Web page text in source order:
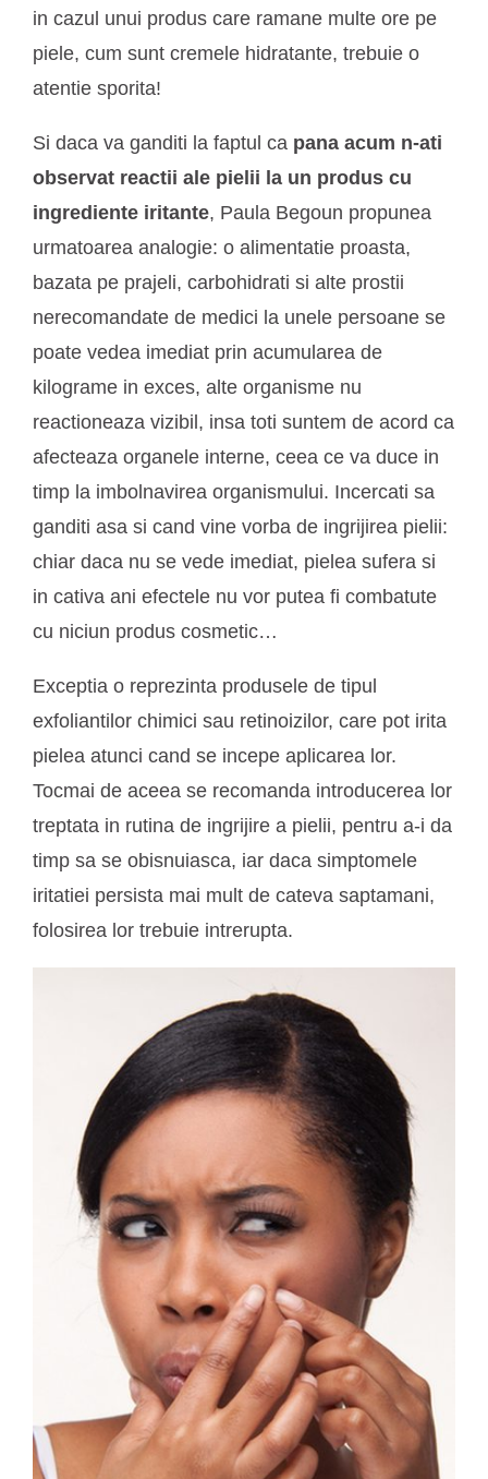
in cazul unui produs care ramane multe ore pe
piele, cum sunt cremele hidratante, trebuie o
atentie sporita!
Si daca va ganditi la faptul ca pana acum n-ati
observat reactii ale pielii la un produs cu
ingrediente iritante, Paula Begoun propunea
urmatoarea analogie: o alimentatie proasta,
bazata pe prajeli, carbohidrati si alte prostii
nerecomandate de medici la unele persoane se
poate vedea imediat prin acumularea de
kilograme in exces, alte organisme nu
reactioneaza vizibil, insa toti suntem de acord ca
afecteaza organele interne, ceea ce va duce in
timp la imbolnavirea organismului. Incercati sa
ganditi asa si cand vine vorba de ingrijirea pielii:
chiar daca nu se vede imediat, pielea sufera si
in cativa ani efectele nu vor putea fi combatute
cu niciun produs cosmetic…
Exceptia o reprezinta produsele de tipul
exfoliantilor chimici sau retinoizilor, care pot irita
pielea atunci cand se incepe aplicarea lor.
Tocmai de aceea se recomanda introducerea lor
treptata in rutina de ingrijire a pielii, pentru a-i da
timp sa se obisnuiasca, iar daca simptomele
iritatiei persista mai mult de cateva saptamani,
folosirea lor trebuie intrerupta.